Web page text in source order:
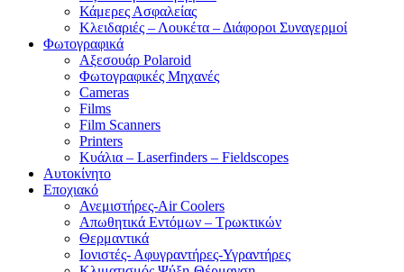
Κάμερες Ασφαλείας
Κλειδαριές – Λουκέτα – Διάφοροι Συναγερμοί
Φωτογραφικά
Αξεσουάρ Polaroid
Φωτογραφικές Μηχανές
Cameras
Films
Film Scanners
Printers
Κυάλια – Laserfinders – Fieldscopes
Αυτοκίνητο
Εποχιακό
Ανεμιστήρες-Air Coolers
Απωθητικά Εντόμων – Τρωκτικών
Θερμαντικά
Ιονιστές- Αφυγραντήρες-Υγραντήρες